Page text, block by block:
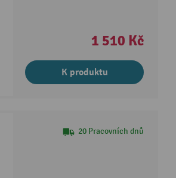
1 510 Kč
K produktu
20 Pracovních dnů